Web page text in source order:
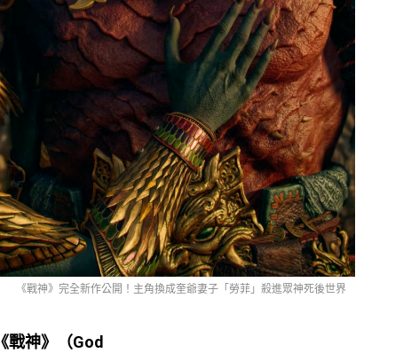
《戰神》完全新作公開！主角換成奎爺妻子「勞菲」殺進眾神死後世界
《戰神》（God